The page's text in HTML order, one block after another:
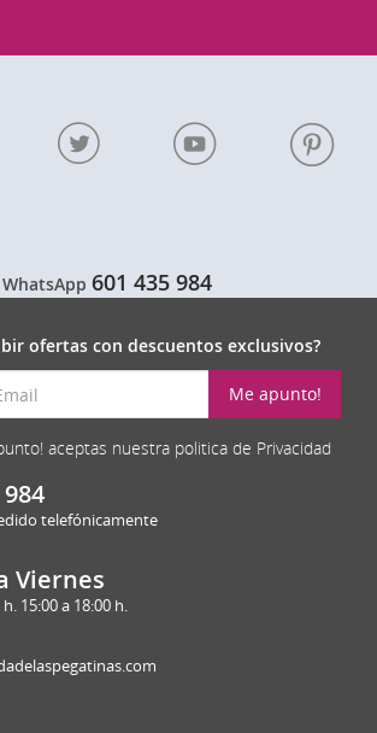
WhatsApp 601 435 984
ofertas con descuentos exclusivos?
Me apunto!
aceptas nuestra politica de Privacidad
telefónicamente
Viernes
15:00 a 18:00 h.